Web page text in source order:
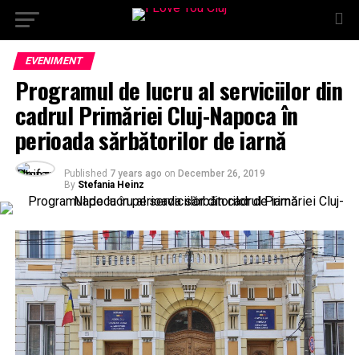
EVENIMENT
Programul de lucru al serviciilor din
cadrul Primăriei Cluj-Napoca în
perioada sărbătorilor de iarnă
Published 7 years ago on December 26, 2019
By Stefania Heinz